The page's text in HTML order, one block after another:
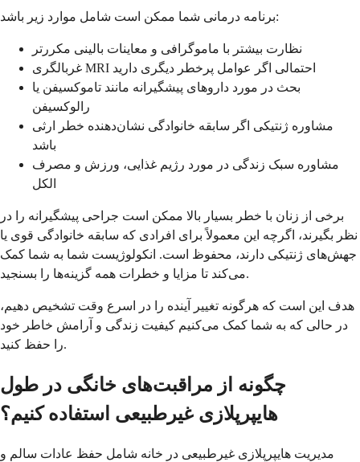
برنامه درمانی شما ممکن است شامل موارد زیر باشد:
نظارت بیشتر با ماموگرافی و معاینات بالینی مکررتر
غربالگری MRI احتمالی اگر عوامل پرخطر دیگری دارید
بحث در مورد داروهای پیشگیرانه مانند تاموکسیفن یا
رالوکسیفن
مشاوره ژنتیکی اگر سابقه خانوادگی نشان‌دهنده خطر ارثی
باشد
مشاوره سبک زندگی در مورد رژیم غذایی، ورزش و مصرف
الکل
برخی از زنان با خطر بسیار بالا ممکن است جراحی پیشگیرانه را در
نظر بگیرند، اگرچه این معمولاً برای افرادی که سابقه خانوادگی قوی یا
جهش‌های ژنتیکی دارند، محفوظ است. انکولوژیست شما به شما کمک
می‌کند تا مزایا و خطرات همه گزینه‌ها را بسنجید.
هدف این است که هرگونه تغییر آینده را در اسرع وقت تشخیص دهیم،
در حالی که به شما کمک می‌کنیم کیفیت زندگی و آرامش خاطر خود
را حفظ کنید.
چگونه از مراقبت‌های خانگی در طول
هایپرپلازی غیرطبیعی استفاده کنیم؟
مدیریت هایپرپلازی غیرطبیعی در خانه شامل حفظ عادات سالم و